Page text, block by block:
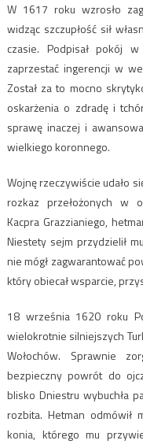
W 1617 roku wzrosło
widząc szczupłość sił
czasie. Podpisał pokój
zaprzestać ingerencji w
Został za to mocno
oskarżenia o zdradę i
sprawę inaczej i
wielkiego koronnego.
Wojnę rzeczywiście udało
rozkaz przełożonych w
Kacpra Grazzianiego,
Niestety sejm przydzielił
nie mógł zagwarantować
który obiecał wsparcie,
18 września 1620 roku
wielokrotnie silniejszych
Wołochów. Sprawnie
bezpieczny powrót do
blisko Dniestru wybuchła
rozbita. Hetman odmówił
konia, którego mu